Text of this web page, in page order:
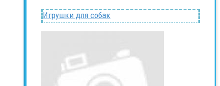
Игрушки для собак